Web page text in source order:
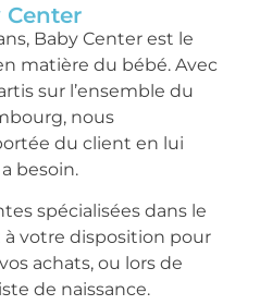
Center
Baby Center est le
matière du bébé. Avec
sur l’ensemble du
nous
du client en lui
besoin.
spécialisées dans le
votre disposition pour
achats, ou lors de
de naissance.